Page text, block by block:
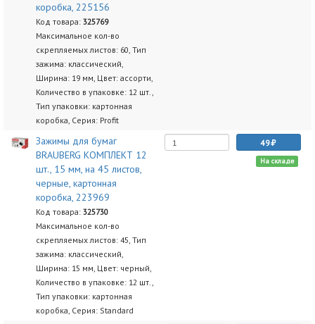
коробка, 225156
Код товара: 325769
Максимальное кол-во
скрепляемых листов: 60, Тип
зажима: классический,
Ширина: 19 мм, Цвет: ассорти,
Количество в упаковке: 12 шт.,
Тип упаковки: картонная
коробка, Серия: Profit
Зажимы для бумаг
BRAUBERG КОМПЛЕКТ 12
шт., 15 мм, на 45 листов,
черные, картонная
коробка, 223969
Код товара: 325730
Максимальное кол-во
скрепляемых листов: 45, Тип
зажима: классический,
Ширина: 15 мм, Цвет: черный,
Количество в упаковке: 12 шт.,
Тип упаковки: картонная
коробка, Серия: Standard
49
На складе